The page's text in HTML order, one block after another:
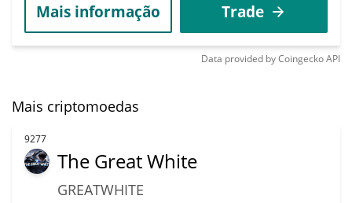
Mais informação Trade
Data provided byCoingeckoAPI
Mais criptomoedas
9277
The Great White
GREATWHITE